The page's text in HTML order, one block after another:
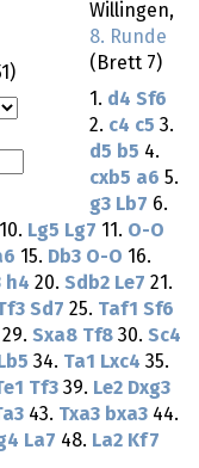
)
Willingen,
8. Runde
(Brett 7)
1. d4 Sf6
2. c4 c5 3.
d5 b5 4.
cxb5 a6 5.
g3 Lb7 6.
10. Lg5 Lg7 11. O-O
15. Db3 O-O 16.
h4 20. Sdb2 Le7 21.
Sd7 25. Taf1 Sf6
29. Sxa8 Tf8 30. Sc4
Lb5 34. Ta1 Lxc4 35.
Tf3 39. Le2 Dxg3
43. Txa3 bxa3 44.
La7 48. La2 Kf7